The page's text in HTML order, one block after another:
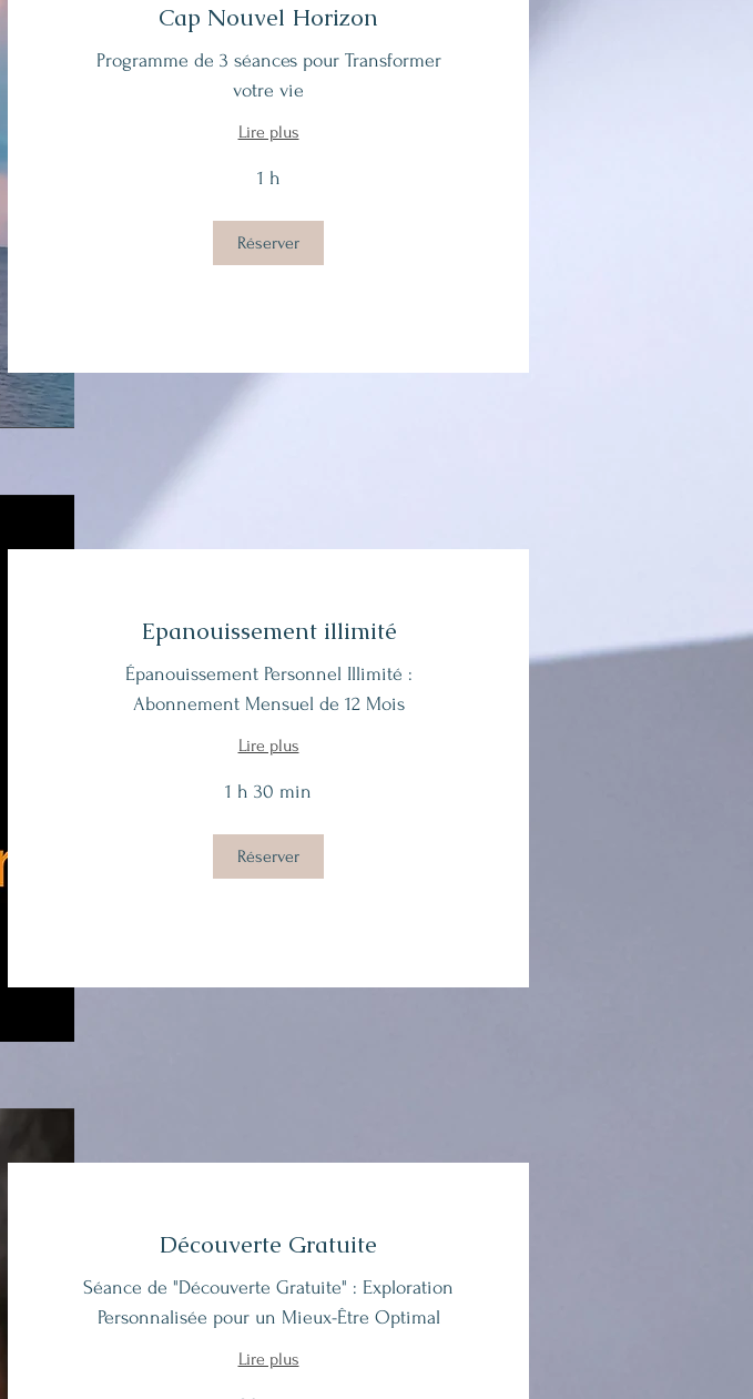
Cap Nouvel Horizon
Programme de 3 séances pour Transformer
votre vie
Lire plus
1 h
Réserver
Epanouissement illimité
Épanouissement Personnel Illimité :
Abonnement Mensuel de 12 Mois
Lire plus
1 h 30 min
Réserver
Découverte Gratuite
Séance de "Découverte Gratuite" : Exploration
Personnalisée pour un Mieux-Être Optimal
Lire plus